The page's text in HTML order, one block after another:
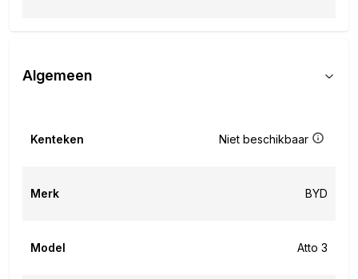
Algemeen
Kenteken Niet beschikbaar
Merk BYD
Model Atto 3